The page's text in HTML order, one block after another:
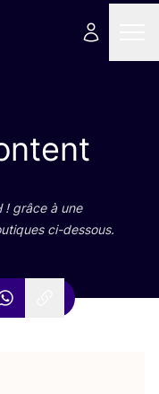
! grâce à une
ci-dessous.